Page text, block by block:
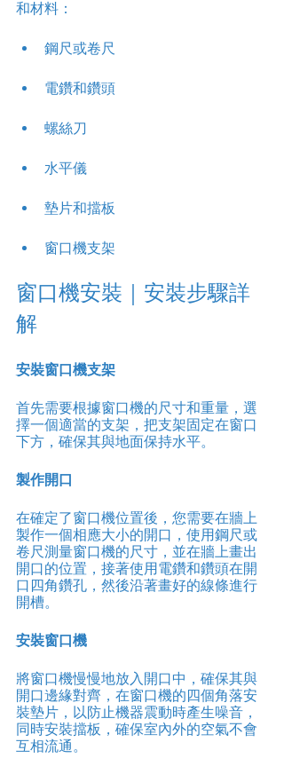
和材料：
鋼尺或卷尺
電鑽和鑽頭
螺絲刀
水平儀
墊片和擋板
窗口機支架
窗口機安裝｜安裝步驟詳
解
安裝窗口機支架
首先需要根據窗口機的尺寸和重量，選
擇一個適當的支架，把支架固定在窗口
下方，確保其與地面保持水平。
製作開口
在確定了窗口機位置後，您需要在牆上
製作一個相應大小的開口，使用鋼尺或
卷尺測量窗口機的尺寸，並在牆上畫出
開口的位置，接著使用電鑽和鑽頭在開
口四角鑽孔，然後沿著畫好的線條進行
開槽。
安裝窗口機
將窗口機慢慢地放入開口中，確保其與
開口邊緣對齊，在窗口機的四個角落安
裝墊片，以防止機器震動時產生噪音，
同時安裝擋板，確保室內外的空氣不會
互相流通。